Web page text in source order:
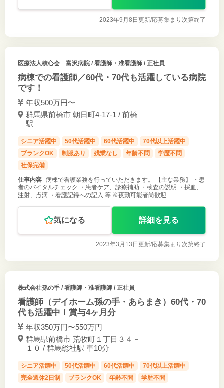
2023年9月8日更新/応募集まり次第終了
医療法人積心会 富沢病院/ 看護師・准看護師 / 正社員
病棟での看護師／60代・70代も活躍している病院
です！
年収500万円〜
群馬県前橋市 朝日町4-17-1 / 前橋
駅
シニア活躍中 50代活躍中 60代活躍中
70代以上活躍中
ブランクOK
制服あり 残業なし 年齢不問
学歴不問
社保完備
仕事内容 病棟で看護業務を行っていただきます。 【主な業務】 ・患
者のバイタルチェック ・患者ケア、診療補助 ・検査の説明 ・採血、
注射、点滴 ・看護記録への記入 等 ※夜勤可能者尚歓迎
気になる 詳細を見る
2023年3月13日更新/応募集まり次第終了
株式会社孫の手/ 看護師・准看護師 / 正社員
看護師（デイホーム孫の手・あらまき）60代・70
代も活躍中！賞与4ヶ月分
年収350万円〜550万円
群馬県前橋市 荒牧町１丁目３４－
１０ / 群馬総社駅 車10分
シニア活躍中 50代活躍中 60代活躍中
70代以上活躍中
完全週休2日制
ブランクOK 年齢不問 学歴不問